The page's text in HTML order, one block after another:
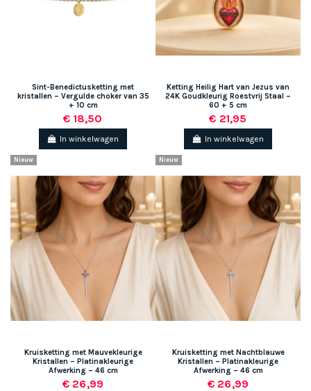
Sint-Benedictusketting met
kristallen – Vergulde choker van 35
+ 10 cm
€ 18,50
In winkelwagen
Ketting Heilig Hart van Jezus van
24K Goudkleurig Roestvrij Staal –
60 + 5 cm
€ 21,95
In winkelwagen
Nieuw
Kruisketting met Mauvekleurige
Kristallen – Platinakleurige
Afwerking – 46 cm
€ 26,99
Nieuw
Kruisketting met Nachtblauwe
Kristallen – Platinakleurige
Afwerking – 46 cm
€ 26,99